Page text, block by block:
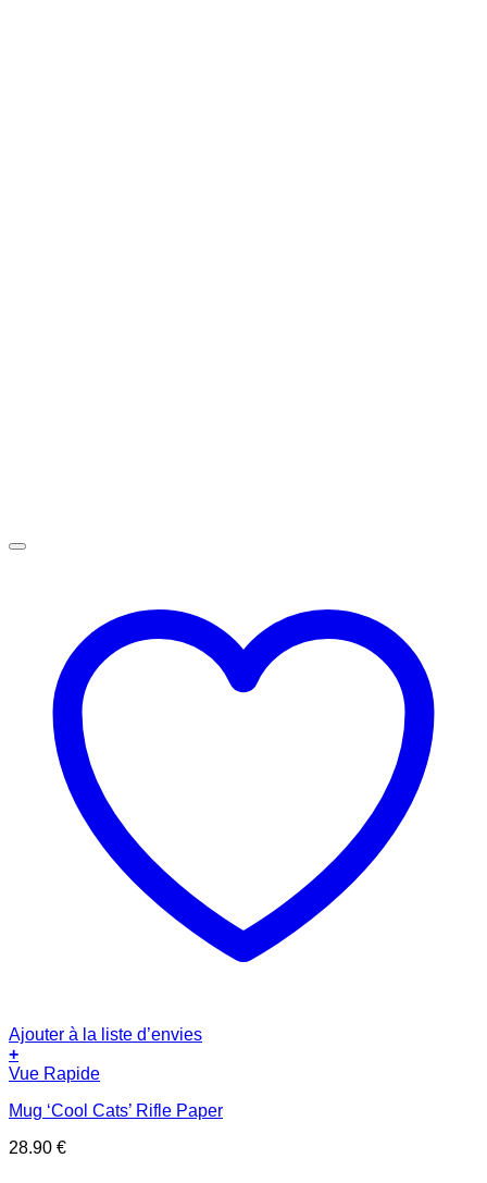
Ajouter à la liste d’envies
+
Vue Rapide
Mug ‘Cool Cats’ Rifle Paper
28.90 €